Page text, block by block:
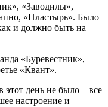
«Заводилы»,
«Пластырь». Было
и должно быть на
«Буревестник»,
«Квант».
день не было – все
настроение и